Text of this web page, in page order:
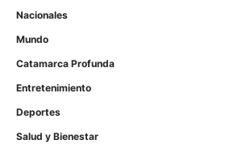
Nacionales
Mundo
Catamarca Profunda
Entretenimiento
Deportes
Salud y Bienestar